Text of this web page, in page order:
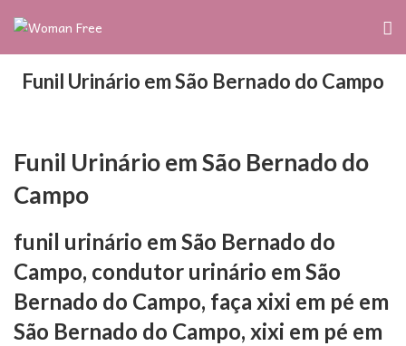
Funil Urinário em São Bernado do Campo
Funil Urinário em São Bernado do
Campo
funil urinário em São Bernado do
Campo, condutor urinário em São
Bernado do Campo, faça xixi em pé em
São Bernado do Campo, xixi em pé em